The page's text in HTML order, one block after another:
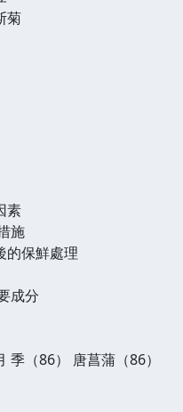
菊
素
施
的保鮮處理
成分
（86） 唐菖蒲（86）